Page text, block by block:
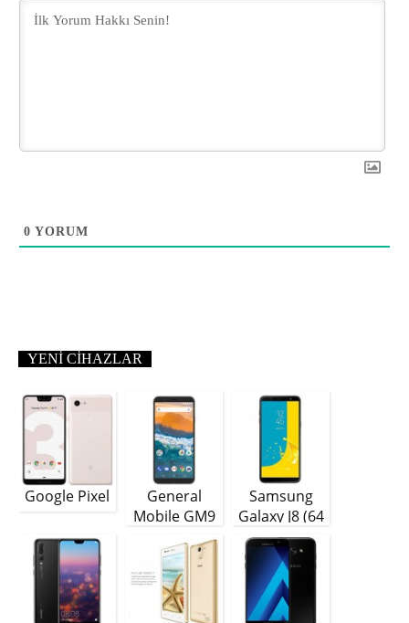
0 YORUM
YENI CIHAZLAR
Google Pixel
General
Mobile GM9
Samsung
Galaxy J8 (64
GB)